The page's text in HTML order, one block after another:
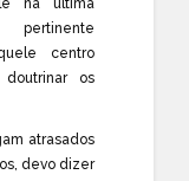
centro
os
atrasados
devo dizer